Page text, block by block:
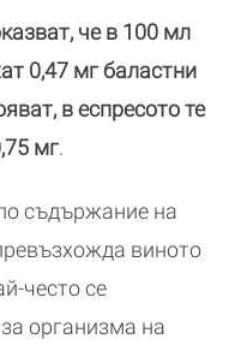
че в 100 мл
0,47 мг баластни
в еспресото те
мг.
съдържание на
виното
често се
организма на